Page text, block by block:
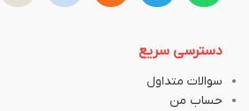
دسترسی سریع
سوالات متداول
حساب من